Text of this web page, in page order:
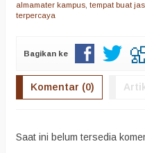
almamater kampus, tempat buat
terpercaya
Bagikan ke
Komentar (0)
Saat ini belum tersedia